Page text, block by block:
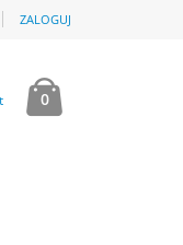
ZALOGUJ
0